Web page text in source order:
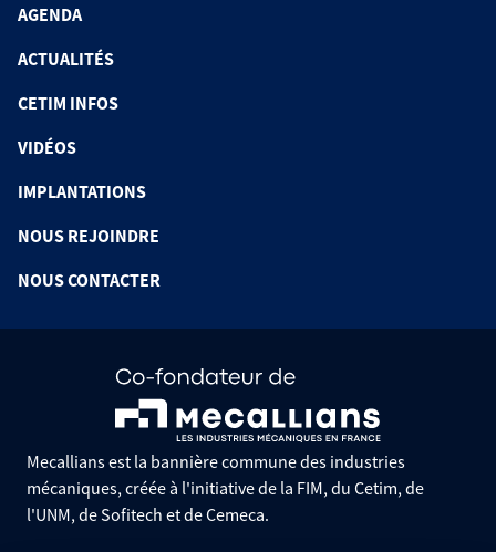
AGENDA
ACTUALITÉS
CETIM INFOS
VIDÉOS
IMPLANTATIONS
NOUS REJOINDRE
NOUS CONTACTER
Mecallians est la bannière commune des industries
mécaniques, créée à l'initiative de la FIM, du Cetim, de
l'UNM, de Sofitech et de Cemeca.